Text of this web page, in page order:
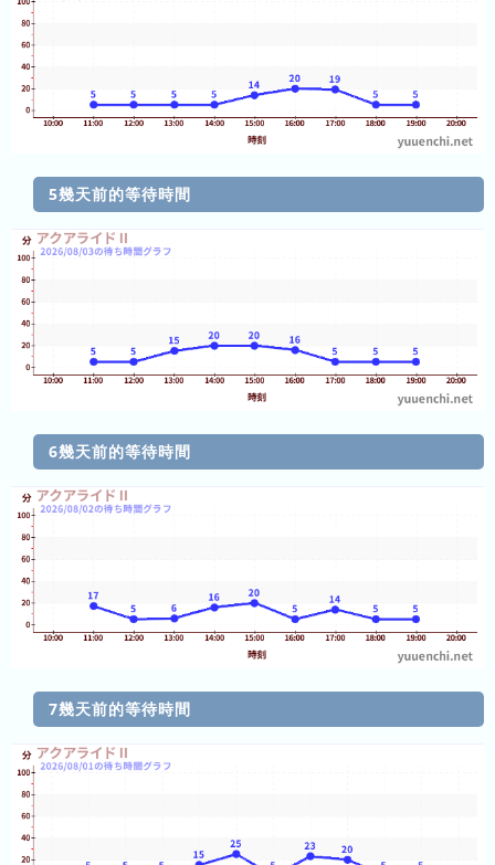
前
日
前
5
日
7
前
ご
2025
年
(月
5幾天前的等待時間
6幾天前的等待時間
7幾天前的等待時間